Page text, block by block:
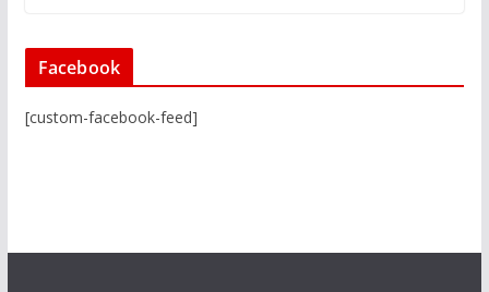
Facebook
[custom-facebook-feed]